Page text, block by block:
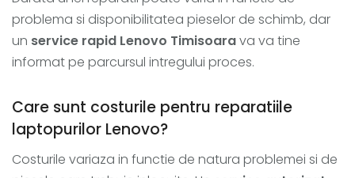
problema si disponibilitatea pieselor de schimb, dar
un service rapid Lenovo Timisoarava va tine
informat pe parcursul intregului proces.
Care sunt costurile pentru reparatiile
laptopurilor Lenovo?
Costurile variaza in functie de natura problemei si de